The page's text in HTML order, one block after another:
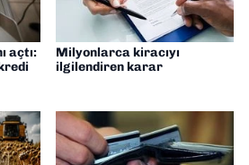
açtı:
Milyonlarca kiracıyı
ilgilendiren karar